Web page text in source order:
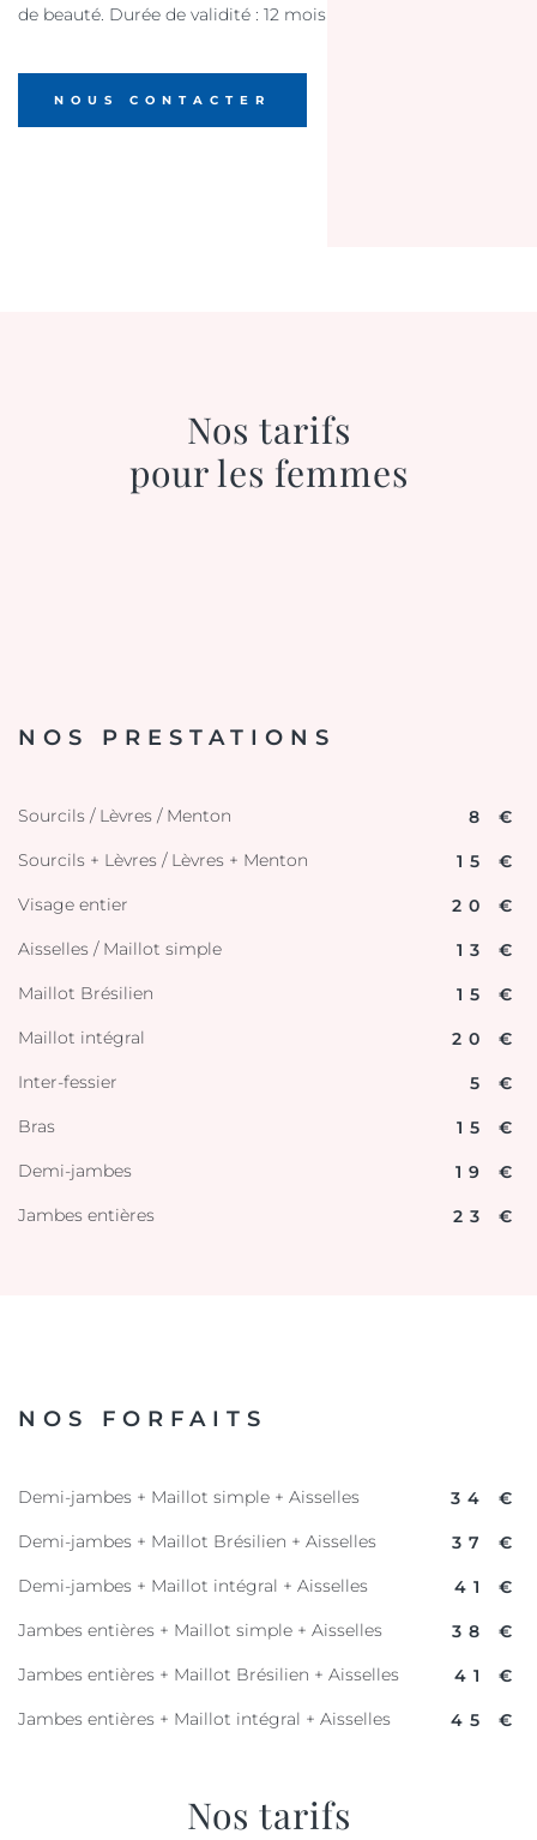
de beauté. Durée de validité : 12 mois
NOUS CONTACTER
Nos tarifs
pour les femmes
NOS PRESTATIONS
Sourcils / Lèvres / Menton 8 €
Sourcils + Lèvres / Lèvres + Menton 15 €
Visage entier 20 €
Aisselles / Maillot simple 13 €
Maillot Brésilien 15 €
Maillot intégral 20 €
Inter-fessier 5 €
Bras 15 €
Demi-jambes 19 €
Jambes entières 23 €
NOS FORFAITS
Demi-jambes + Maillot simple + Aisselles 34 €
Demi-jambes + Maillot Brésilien + Aisselles 37 €
Demi-jambes + Maillot intégral + Aisselles 41 €
Jambes entières + Maillot simple + Aisselles 38 €
Jambes entières + Maillot Brésilien + Aisselles 41 €
Jambes entières + Maillot intégral + Aisselles 45 €
Nos tarifs